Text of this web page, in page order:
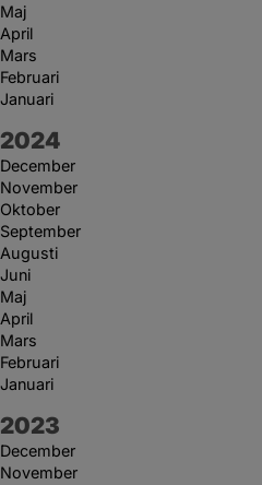
Maj
April
Mars
Februari
Januari
År:
2024
December
November
Oktober
September
Augusti
Juni
Maj
April
Mars
Februari
Januari
År:
2023
December
November